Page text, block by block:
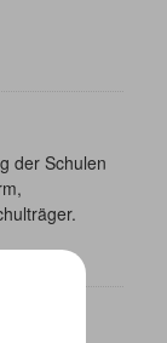
der Schulen